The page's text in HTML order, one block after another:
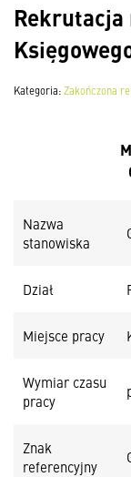
Rekrutacja
Kategoria:Zakończona
Nazwa
stanowiska
Dział
Miejsce pracy
Wymiar czasu
pracy
Znak
referencyjny